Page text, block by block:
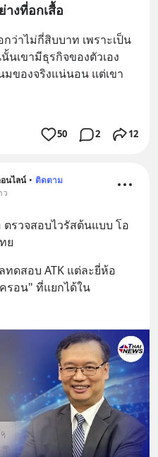
างที่อกเสื้อ
กว่าไม่กี่สิบบาท เพราะเป็น
เขามีธุรกิจของตัวเอง
ของจริงแน่นอน แต่เขา
50 2 12
นไลน์ • ติดตาม
ว
ตรวจสอบไวรัสต้นแบบ โอ
ย
ทดสอบ ATK แต่ละยี่ห้อ
รอน" ที่แยกได้ใน